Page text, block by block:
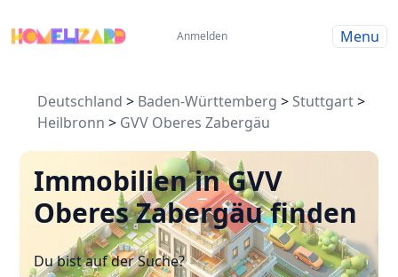
Anmelden Menu
Deutschland > Baden-Württemberg > Stuttgart>
Heilbronn > GVV Oberes Zabergäu
Immobilien in GVV
Oberes Zabergäu finden
Du bist auf der Suche?